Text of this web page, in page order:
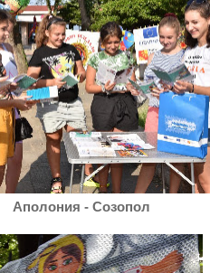
Аполония - Созопол